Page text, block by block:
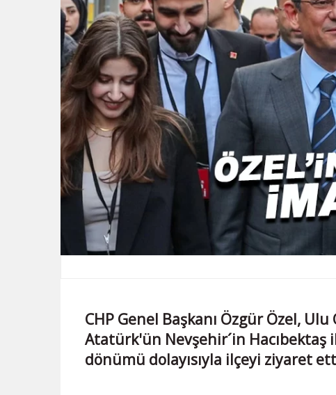
CHP Genel Başkanı Özgür Özel,
Atatürk'ün Nevşehir´in Hacıbektaş
dönümü dolayısıyla ilçeyi ziyaret